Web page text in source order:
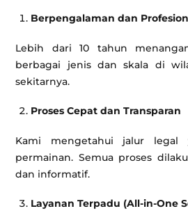
Berpengalaman dan
Lebih dari 10 tahun
berbagai jenis dan skala di
sekitarnya.
Proses Cepat dan Transparan
Kami mengetahui jalur legal
permainan. Semua proses
dan informatif.
Layanan Terpadu (All-in-One